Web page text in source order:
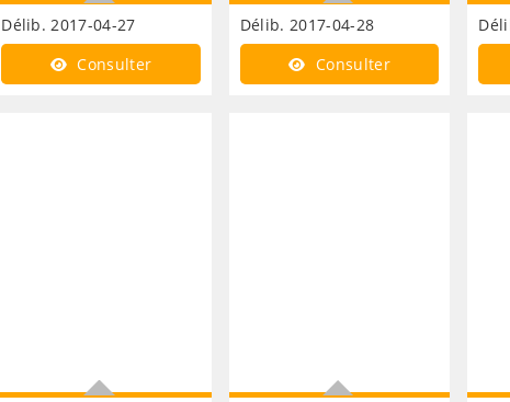
Délib. 2017-04-27
Développement
économique construction
Consulter
Délib. 2017-04-28
Développement
économique bâtiment
Consulter